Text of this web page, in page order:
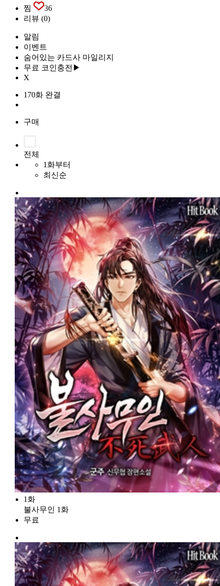
찜
36
리뷰 (0)
알림
이벤트
숨어있는 카드사 마일리지
무료 코인충전▶
X
170화 완결
구매
전체
1화부터
최신순
1화
불사무인 1화
무료